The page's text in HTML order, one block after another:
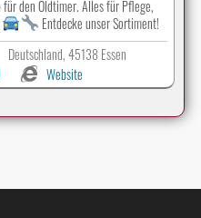
für den Oldtimer. Alles für Pflege,
Entdecke unser Sortiment!
Deutschland, 45138 Essen
Website